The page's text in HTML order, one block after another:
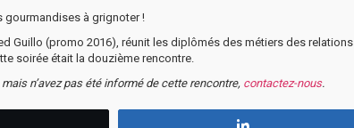
gourmandises à grignoter !
Guillo (promo 2016), réunit les diplômés des métiers des relations
soirée était la douzième rencontre.
n’avez pas été informé de cette rencontre, contactez-nous.